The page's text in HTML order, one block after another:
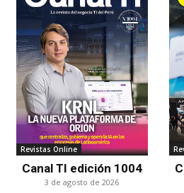
Revistas Online
Canal TI edición 1004
3 de agosto de 2026